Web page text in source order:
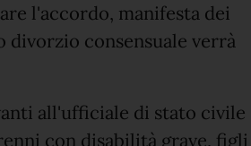
l'accordo, manifesta dei
divorzio consensuale verrà
all'ufficiale di stato civile
con disabilità grave, figli